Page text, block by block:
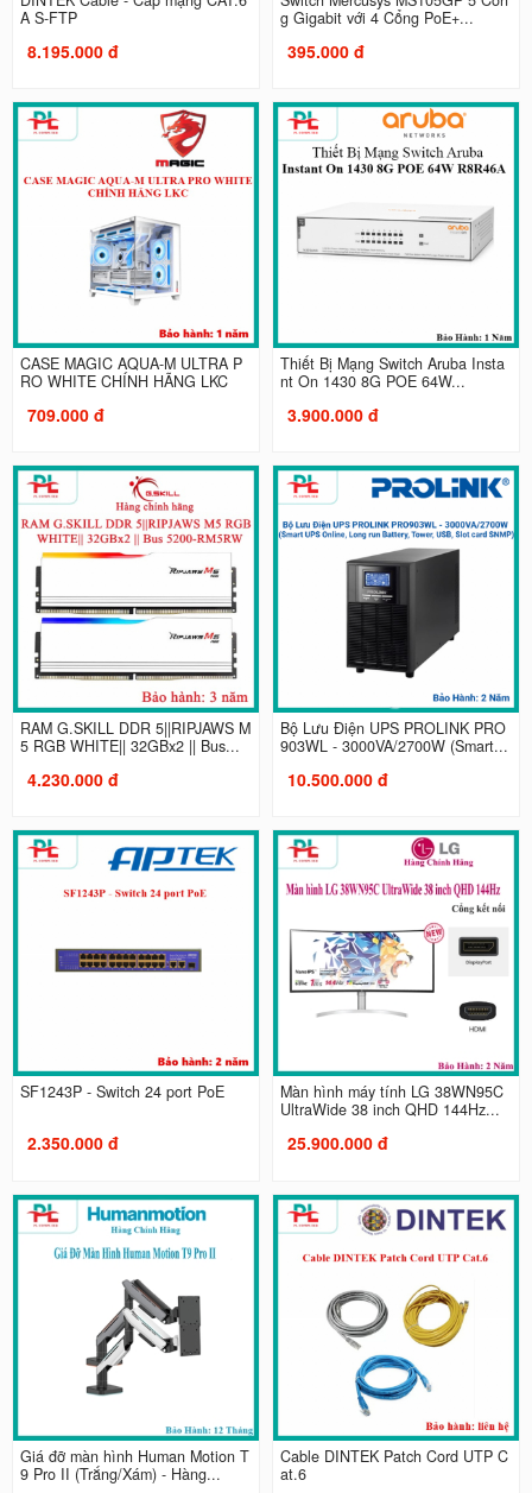
A S-FTP
8.195.000 đ
g Gigabit với 4 Cổng PoE+...
395.000 đ
CASE MAGIC AQUA-M ULTRA P
RO WHITE CHÍNH HÃNG LKC
709.000 đ
Thiết Bị Mạng Switch Aruba Insta
nt On 1430 8G POE 64W...
3.900.000 đ
RAM G.SKILL DDR 5||RIPJAWS M
5 RGB WHITE|| 32GBx2 || Bus...
4.230.000 đ
Bộ Lưu Điện UPS PROLINK PRO
903WL - 3000VA/2700W (Smart...
10.500.000 đ
SF1243P - Switch 24 port PoE
2.350.000 đ
Màn hình máy tính LG 38WN95C
UltraWide 38 inch QHD 144Hz...
25.900.000 đ
Giá đỡ màn hình Human Motion T
9 Pro II (Trắng/Xám) - Hàng...
Cable DINTEK Patch Cord UTP C
at.6